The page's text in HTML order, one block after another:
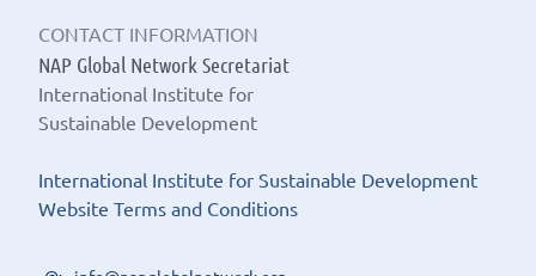
CONTACT INFORMATION
NAP Global Network Secretariat
International Institute for
Sustainable Development
International Institute for Sustainable Development
Website Terms and Conditions